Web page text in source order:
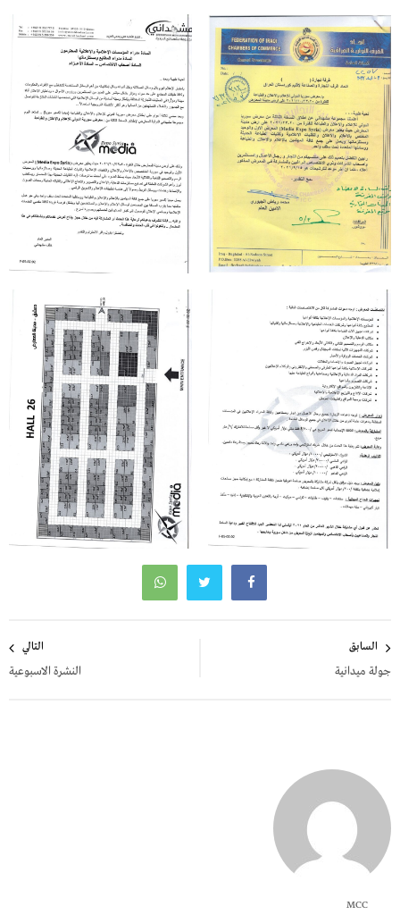
المقالات
السابق
جولة ميدانية
التالي
النشرة الاسبوعية
MCC